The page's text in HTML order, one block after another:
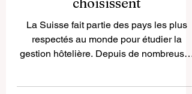
pourquoi tant d’étudiants la
choisissent
La Suisse fait partie des pays les plus